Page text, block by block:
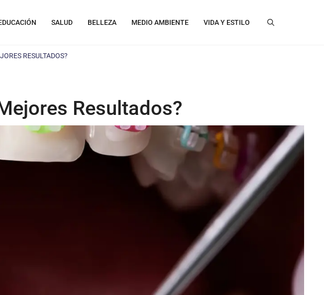
SALUD BELLEZA MEDIO AMBIENTE VIDA Y ESTILO
RESULTADOS?
Resultados?